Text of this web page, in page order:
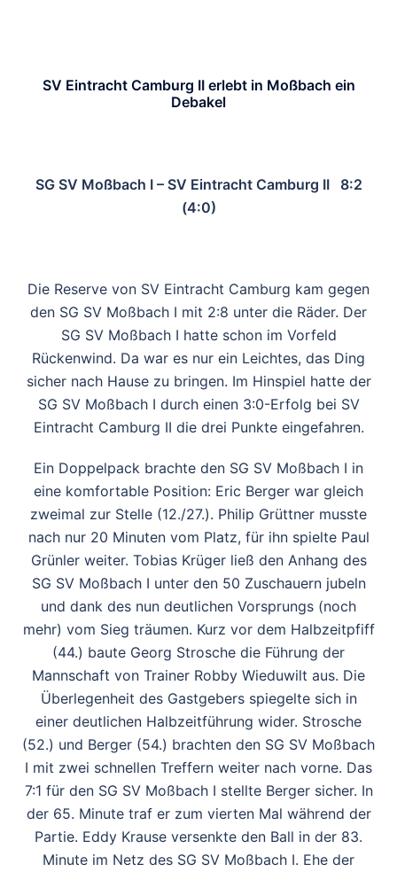
SV Eintracht Camburg II erlebt in Moßbach ein
Debakel
SG SV Moßbach I – SV Eintracht Camburg II 8:2
(4:0)
Die Reserve von SV Eintracht Camburg kam gegen
den SG SV Moßbach I mit 2:8 unter die Räder. Der
SG SV Moßbach I hatte schon im Vorfeld
Rückenwind. Da war es nur ein Leichtes, das Ding
sicher nach Hause zu bringen. Im Hinspiel hatte der
SG SV Moßbach I durch einen 3:0-Erfolg bei SV
Eintracht Camburg II die drei Punkte eingefahren.
Ein Doppelpack brachte den SG SV Moßbach I in
eine komfortable Position: Eric Berger war gleich
zweimal zur Stelle (12./27.). Philip Grüttner musste
nach nur 20 Minuten vom Platz, für ihn spielte Paul
Grünler weiter. Tobias Krüger ließ den Anhang des
SG SV Moßbach I unter den 50 Zuschauern jubeln
und dank des nun deutlichen Vorsprungs (noch
mehr) vom Sieg träumen. Kurz vor dem Halbzeitpfiff
(44.) baute Georg Strosche die Führung der
Mannschaft von Trainer Robby Wieduwilt aus. Die
Überlegenheit des Gastgebers spiegelte sich in
einer deutlichen Halbzeitführung wider. Strosche
(52.) und Berger (54.) brachten den SG SV Moßbach
I mit zwei schnellen Treffern weiter nach vorne. Das
7:1 für den SG SV Moßbach I stellte Berger sicher. In
der 65. Minute traf er zum vierten Mal während der
Partie. Eddy Krause versenkte den Ball in der 83.
Minute im Netz des SG SV Moßbach I. Ehe der